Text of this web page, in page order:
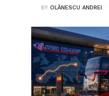
BYOLĂNESCU ANDREI